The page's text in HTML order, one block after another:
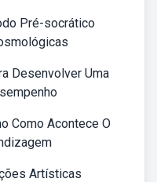
Pré-socrático
Desenvolver Uma
Como Acontece O
Artísticas